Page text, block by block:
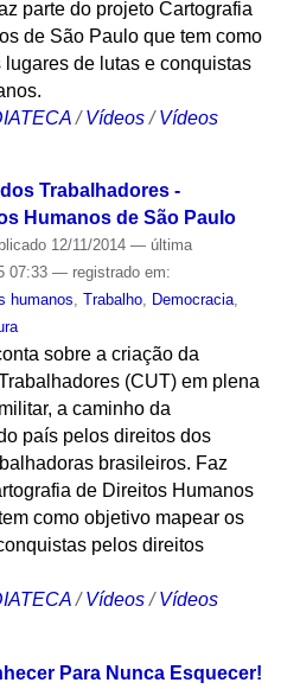
parte do projeto Cartografia
de São Paulo que tem como
de lutas e conquistas
/Vídeos /Vídeos
Trabalhadores -
Humanos de São Paulo
12/11/2014 — última
07:33 — registrado em:
humanos, Trabalho, Democracia,
sobre a criação da
(CUT) em plena
a caminho da
país pelos direitos dos
brasileiros. Faz
de Direitos Humanos
como objetivo mapear os
pelos direitos
/Vídeos /Vídeos
Para Nunca Esquecer!